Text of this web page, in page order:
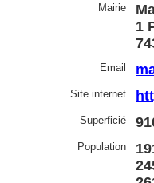
Mairie
1
Email
Site internet
Superficié
Population